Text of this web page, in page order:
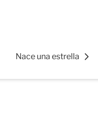
Nace una estrella